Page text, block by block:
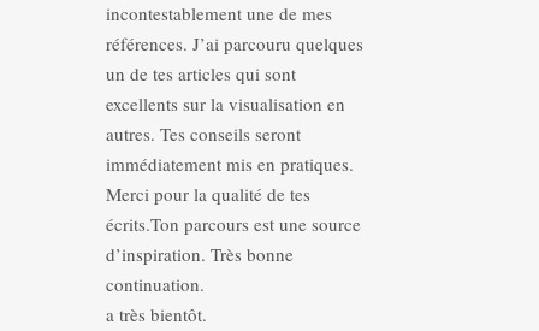
incontestablement une de mes
références. J’ai parcouru quelques
un de tes articles qui sont
excellents sur la visualisation en
autres. Tes conseils seront
immédiatement mis en pratiques.
Merci pour la qualité de tes
écrits.Ton parcours est une source
d’inspiration. Très bonne
continuation.
a très bientôt.